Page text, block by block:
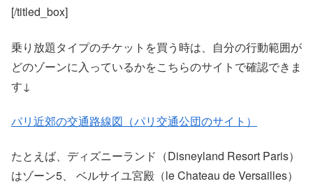
[/titled_box]
乗り放題タイプのチケットを買う時は、自分の行動範囲が
どのゾーンに入っているかをこちらのサイトで確認できま
す↓
パリ近郊の交通路線図（パリ交通公団のサイト）
たとえば、ディズニーランド（Disneyland Resort Paris）
はゾーン5、 ベルサイユ宮殿（le Chateau de Versailles）